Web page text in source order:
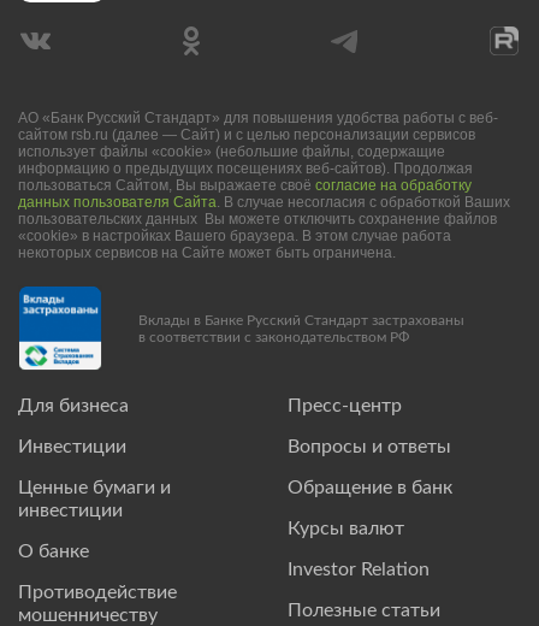
Для бизнеса
Инвестиции
Ценные бумаги и
инвестиции
О банке
Противодействие
мошенничеству
Пресс-центр
Вопросы и ответы
Обращение в банк
Курсы валют
Investor Relation
Полезные статьи
АО «Банк Русский Стандарт» для повышения удобства работы с веб-
сайтом rsb.ru (далее — Сайт) и с целью персонализации сервисов
использует файлы «cookie» (небольшие файлы, содержащие
информацию о предыдущих посещениях веб-сайтов). Продолжая
пользоваться Сайтом, Вы выражаете своё согласие на обработку
данных пользователя Сайта. В случае несогласия с обработкой Ваших
пользовательских данных Вы можете отключить сохранение файлов
«cookie» в настройках Вашего браузера. В этом случае работа
некоторых сервисов на Сайте может быть ограничена.
Вклады в Банке Русский Стандарт застрахованы
в соответствии с законодательством РФ